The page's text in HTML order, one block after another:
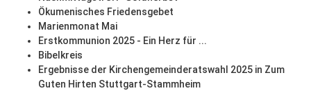
Ökumenisches Friedensgebet
Marienmonat Mai
Erstkommunion 2025 - Ein Herz für ...
Bibelkreis
Ergebnisse der Kirchengemeinderatswahl 2025 in Zum
Guten Hirten Stuttgart-Stammheim